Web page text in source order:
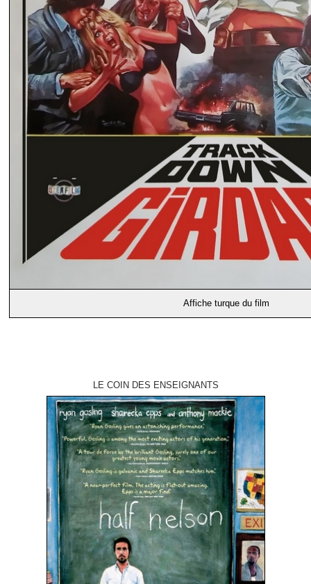
Affiche turque du film
LE COIN DES ENSEIGNANTS